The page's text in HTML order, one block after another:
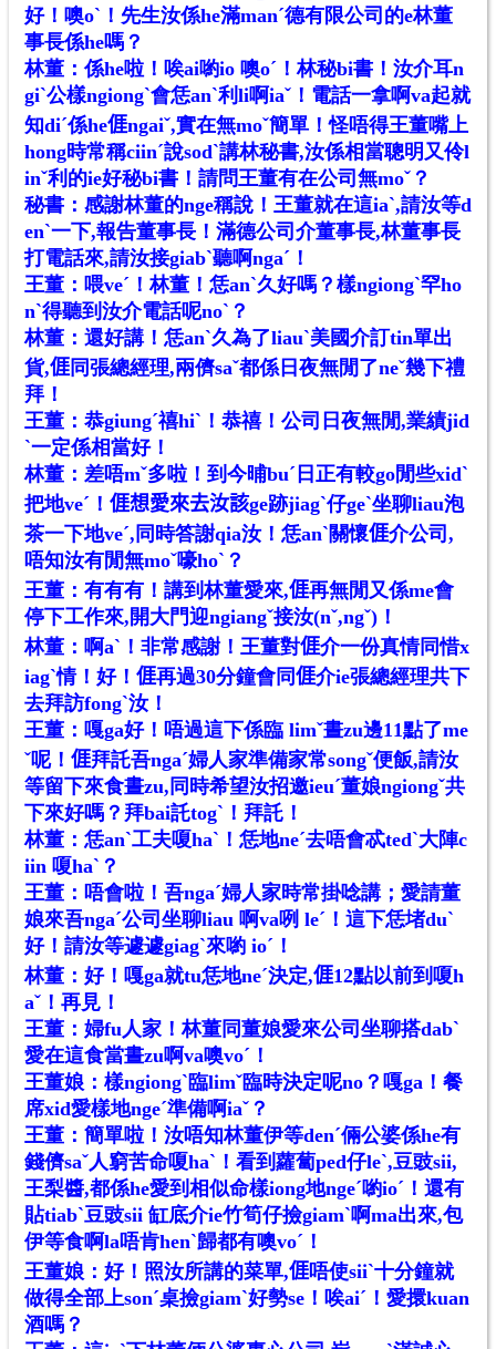
好！噢oˋ！先生汝係he滿manˊ德有限公司的e林董
事長係he嗎？
林董：係he啦！唉ai喲io 噢oˊ！林秘bi書！汝介耳n
giˋ公樣ngiongˋ會恁anˋ利li啊iaˇ！電話一拿啊va起就
知diˊ係he𠊎ngaiˇ,實在無moˇ簡單！怪唔得王董嘴上
hong時常稱ciinˊ說sodˋ講林秘書,汝係相當聰明又伶l
inˇ利的ie好秘bi書！請問王董有在公司無moˇ？
秘書：感謝林董的nge稱說！王董就在這iaˋ,請汝等d
enˋ一下,報告董事長！滿德公司介董事長,林董事長
打電話來,請汝接giabˋ聽啊ngaˊ！
王董：喂veˊ！林董！恁anˋ久好嗎？樣ngiongˋ罕ho
nˋ得聽到汝介電話呢noˋ？
林董：還好講！恁anˋ久為了liauˋ美國介訂tin單出
貨,𠊎同張總經理,兩儕saˇ都係日夜無閒了neˇ幾下禮
拜！
王董：恭giungˊ禧hiˋ！恭禧！公司日夜無閒,業績jid
ˋ一定係相當好！
林董：差唔mˇ多啦！到今晡buˊ日正有較go閒些xidˋ
把地veˊ！𠊎想愛來去汝該ge跡jiagˋ仔geˋ坐聊liau泡
茶一下地veˊ,同時答謝qia汝！恁anˋ關懷𠊎介公司,
唔知汝有閒無moˇ嚎hoˋ？
王董：有有有！講到林董愛來,𠊎再無閒又係me會
停下工作來,開大門迎ngiangˇ接汝(nˇ,ngˇ)！
林董：啊aˋ！非常感謝！王董對𠊎介一份真情同惜x
iagˋ情！好！𠊎再過30分鐘會同𠊎介ie張總經理共下
去拜訪fongˋ汝！
王董：嘎ga好！唔過這下係臨 limˇ晝zu邊11點了me
ˇ呢！𠊎拜託吾ngaˊ婦人家準備家常songˇ便飯,請汝
等留下來食晝zu,同時希望汝招邀ieuˊ董娘ngiongˇ共
下來好嗎？拜bai託togˋ！拜託！
林董：恁anˋ工夫嗄haˋ！恁地neˊ去唔會忒tedˋ大陣c
iin 嗄haˋ？
王董：唔會啦！吾ngaˊ婦人家時常掛唸講；愛請董
娘來吾ngaˊ公司坐聊liau 啊va咧 leˊ！這下恁堵duˋ
好！請汝等遽遽giagˋ來喲 ioˊ！
林董：好！嘎ga就tu恁地neˊ決定,𠊎12點以前到嗄h
aˇ！再見！
王董：婦fu人家！林董同董娘愛來公司坐聊搭dabˋ
愛在這食當晝zu啊va噢voˊ！
王董娘：樣ngiongˋ臨limˇ臨時決定呢no？嘎ga！餐
席xid愛樣地ngeˊ準備啊iaˇ？
王董：簡單啦！汝唔知林董伊等denˊ倆公婆係he有
錢儕saˇ人窮苦命嗄haˋ！看到蘿蔔ped仔leˋ,豆豉sii,
王梨醬,都係he愛到相似命樣iong地ngeˊ喲ioˊ！還有
貼tiabˋ豆豉sii 缸底介ie竹筍仔撿giamˋ啊ma出來,包
伊等食啊la唔肯henˋ歸都有噢voˊ！
王董娘：好！照汝所講的菜單,𠊎唔使siiˋ十分鐘就
做得全部上sonˊ桌撿giamˋ好勢se！唉aiˊ！愛擐kuan
酒嗎？